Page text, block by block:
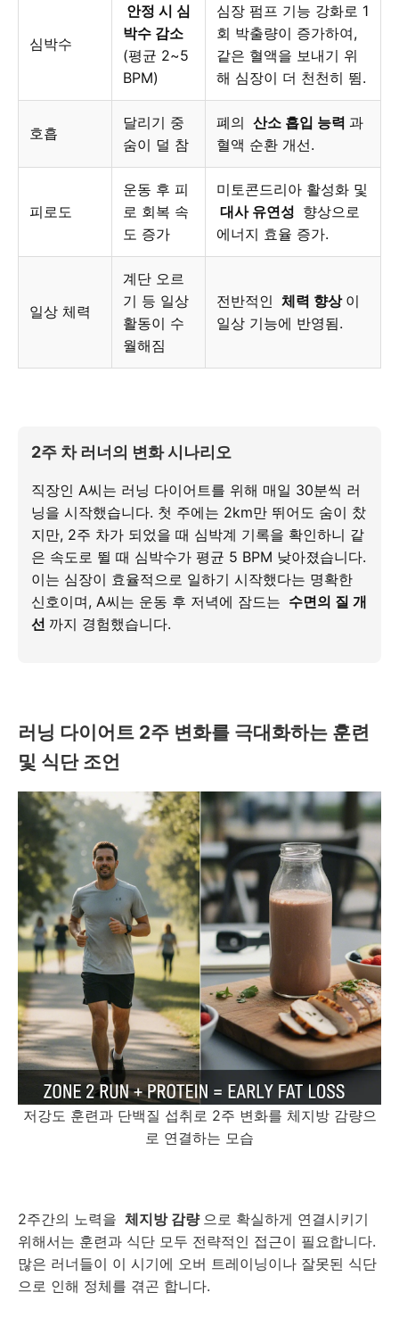
심박수
안정 시 심
박수 감소
(평균 2~5
BPM)
심장 펌프 기능 강화로 1
회 박출량이 증가하여,
같은 혈액을 보내기 위
해 심장이 더 천천히 뜀.
호흡
달리기 중
숨이 덜 참
폐의 산소 흡입 능력 과
혈액 순환 개선.
피로도
운동 후 피
로 회복 속
도 증가
미토콘드리아 활성화 및
대사 유연성 향상으로
에너지 효율 증가.
일상 체력
계단 오르
기 등 일상
활동이 수
월해짐
전반적인 체력 향상 이
일상 기능에 반영됨.
2주 차 러너의 변화 시나리오
직장인 A씨는 러닝 다이어트를 위해 매일 30분씩 러
닝을 시작했습니다. 첫 주에는 2km만 뛰어도 숨이 찼
지만, 2주 차가 되었을 때 심박계 기록을 확인하니 같
은 속도로 뛸 때 심박수가 평균 5 BPM 낮아졌습니다.
이는 심장이 효율적으로 일하기 시작했다는 명확한
신호이며, A씨는 운동 후 저녁에 잠드는 수면의 질 개
선 까지 경험했습니다.
러닝 다이어트 2주 변화를 극대화하는 훈련
및 식단 조언
저강도 훈련과 단백질 섭취로 2주 변화를 체지방 감량으
로 연결하는 모습
2주간의 노력을 체지방 감량 으로 확실하게 연결시키기
위해서는 훈련과 식단 모두 전략적인 접근이 필요합니다.
많은 러너들이 이 시기에 오버 트레이닝이나 잘못된 식단
으로 인해 정체를 겪곤 합니다.